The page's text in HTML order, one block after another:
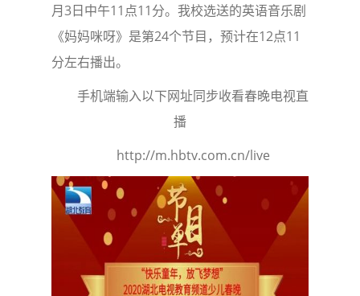
月3日中午11点11分。我校选送的英语音乐剧
《妈妈咪呀》是第24个节目，预计在12点11
分左右播出。
手机端输入以下网址同步收看春晚电视直
播
http://m.hbtv.com.cn/live